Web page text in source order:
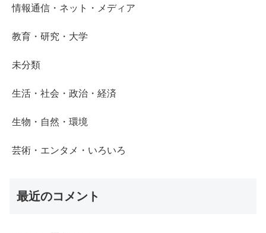
情報通信・ネット・メディア
教育・研究・大学
未分類
生活・社会・政治・経済
生物・自然・環境
芸術・エンタメ・いろいろ
最近のコメント